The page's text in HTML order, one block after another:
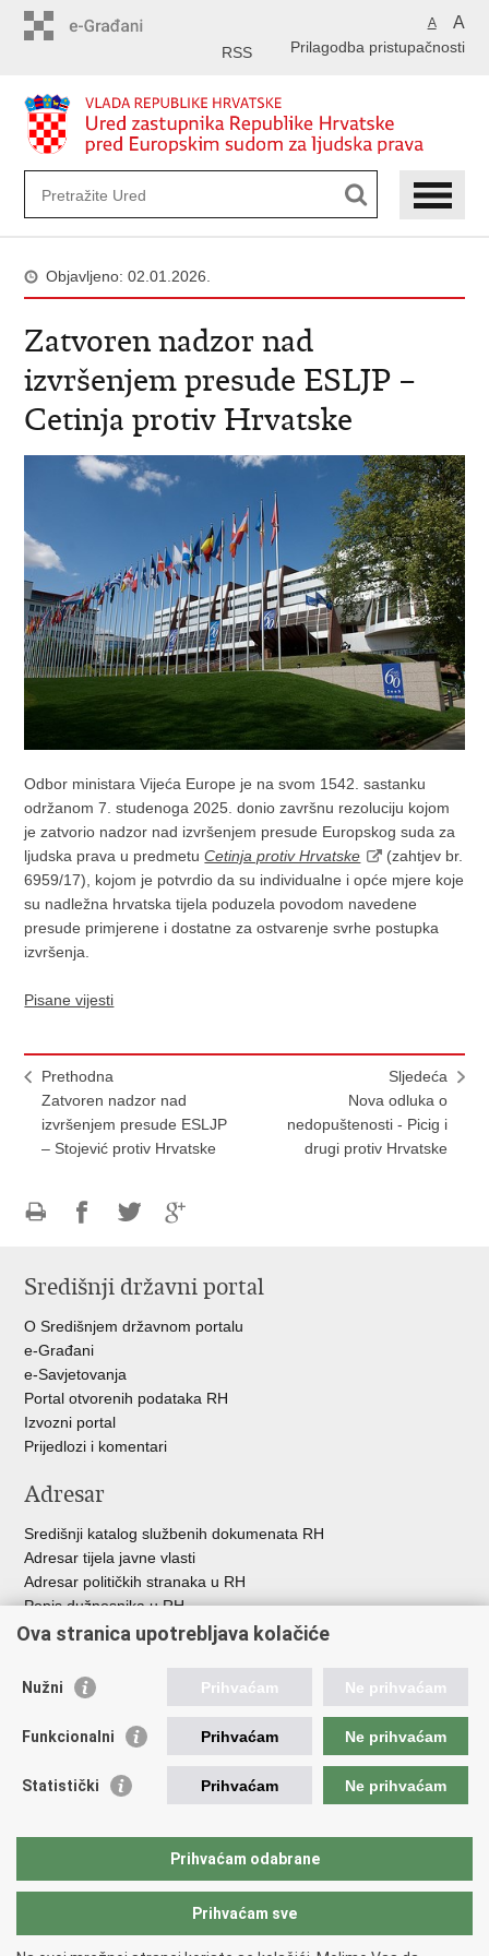
A A
Prilagodba pristupačnosti
RSS
Objavljeno: 02.01.2026.
Zatvoren nadzor nad
izvršenjem presude ESLJP –
Cetinja protiv Hrvatske
Odbor ministara Vijeća Europe je na svom 1542. sastanku
održanom 7. studenoga 2025. donio završnu rezoluciju kojom
je zatvorio nadzor nad izvršenjem presude Europskog suda za
ljudska prava u predmetuCetinja protiv Hrvatske
(zahtjev br.
6959/17), kojom je potvrdio da su individualne i opće mjere koje
su nadležna hrvatska tijela poduzela povodom navedene
presude primjerene i dostatne za ostvarenje svrhe postupka
izvršenja.
Pisane vijesti
Prethodna
Zatvoren nadzor nad
izvršenjem presude ESLJP
– Stojević protiv Hrvatske
Sljedeća
Nova odluka o
nedopuštenosti - Picig i
drugi protiv Hrvatske
FacebookuTwitteruGoogle
Središnji državni portal
O Središnjem državnom portalu
e-Građani
e-Savjetovanja
Portal otvorenih podataka RH
Izvozni portal
Prijedlozi i komentari
Adresar
Središnji katalog službenih dokumenata RH
Adresar tijela javne vlasti
Adresar političkih stranaka u RH
Popis dužnosnika u RH
Besplatni telefoni javne uprave
Korisne poveznice
Vlada Republike Hrvatske
Vijeće Europe
Povjerenik za informiranje
Političke stranke i izbori
Ova stranica upotrebljava kolačiće
Nužni Prihvaćam Ne prihvaćam
Funkcionalni Prihvaćam Ne prihvaćam
Statistički Prihvaćam Ne prihvaćam
Prihvaćam odabrane
Prihvaćam sve